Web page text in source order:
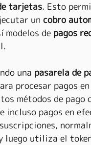
tarjetas. Esto
un cobro
modelos de pagos
una pasarela de
procesar pagos
métodos de
incluso pagos en
luego utiliza el